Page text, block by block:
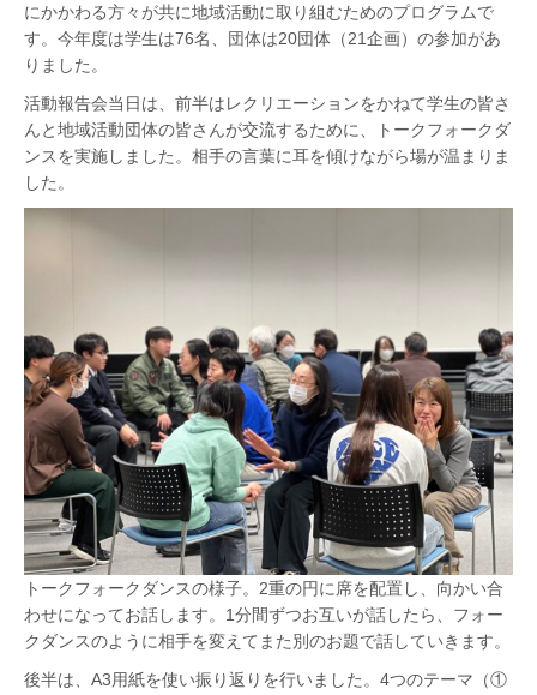
にかかわる方々が共に地域活動に取り組むためのプログラムで
す。今年度は学生は76名、団体は20団体（21企画）の参加があ
りました。
活動報告会当日は、前半はレクリエーションをかねて学生の皆さ
んと地域活動団体の皆さんが交流するために、トークフォークダ
ンスを実施しました。相手の言葉に耳を傾けながら場が温まりま
した。
トークフォークダンスの様子。2重の円に席を配置し、向かい合
わせになってお話します。1分間ずつお互いが話したら、フォー
クダンスのように相手を変えてまた別のお題で話していきます。
後半は、A3用紙を使い振り返りを行いました。4つのテーマ（①